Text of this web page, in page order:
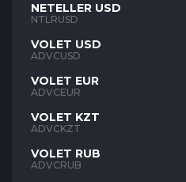
NETELLER USD
NTLRUSD
VOLET USD
ADVCUSD
VOLET EUR
ADVCEUR
VOLET KZT
ADVCKZT
VOLET RUB
ADVCRUB